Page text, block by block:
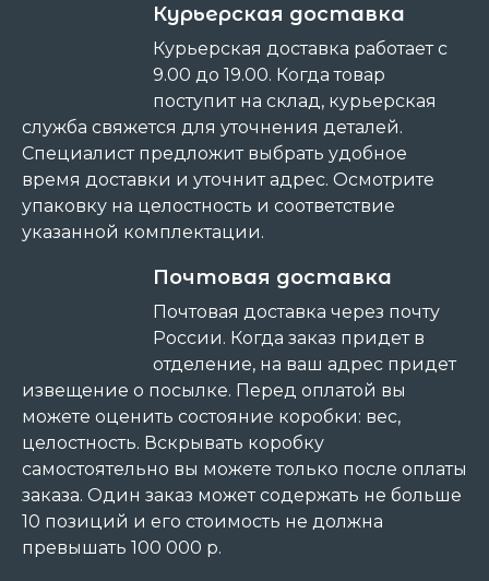
Курьерская доставка
Курьерская доставка работает с
9.00 до 19.00. Когда товар
поступит на склад, курьерская
служба свяжется для уточнения деталей.
Специалист предложит выбрать удобное
время доставки и уточнит адрес. Осмотрите
упаковку на целостность и соответствие
указанной комплектации.
Почтовая доставка
Почтовая доставка через почту
России. Когда заказ придет в
отделение, на ваш адрес придет
извещение о посылке. Перед оплатой вы
можете оценить состояние коробки: вес,
целостность. Вскрывать коробку
самостоятельно вы можете только после оплаты
заказа. Один заказ может содержать не больше
10 позиций и его стоимость не должна
превышать 100 000 р.